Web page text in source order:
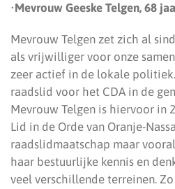
•Mevrouw Geeske Telgen, 68
Mevrouw Telgen zet zich al
als vrijwilliger voor onze
zeer actief in de lokale
raadslid voor het CDA in de
Mevrouw Telgen is hiervoor in
Lid in de Orde van Oranje-
raadslidmaatschap maar
haar bestuurlijke kennis en
veel verschillende terreinen.